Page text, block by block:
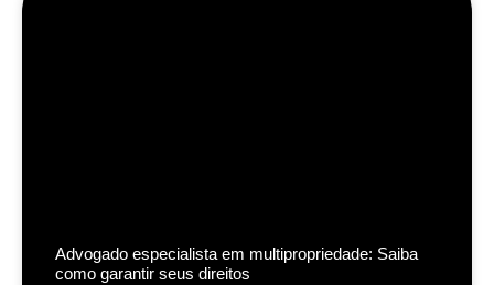
Advogado especialista em multipropriedade: Saiba
como garantir seus direitos